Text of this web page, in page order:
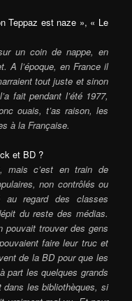
Teppaz est naze », « Le
un coin de nappe, en
A l’époque, en France il
tout juste et sinon
fait pendant l’été 1977,
ouais, t’as raison, les
à la Française.
et BD ?
mais c’est en train de
non contrôlés ou
au regard des classes
du reste des médias.
pouvait trouver des gens
faire leur truc et
de la BD pour que les
part les quelques grands
dans les bibliothèques, si